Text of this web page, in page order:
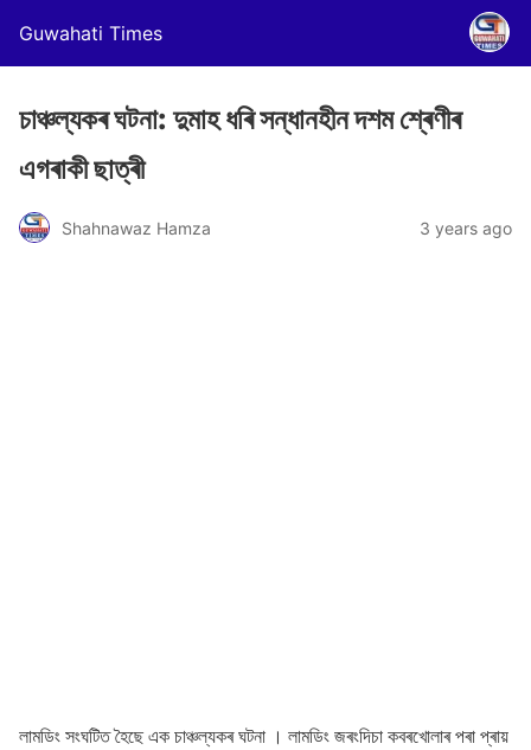
Guwahati Times
চাঞ্চল্যকৰ ঘটনা: দুমাহ ধৰি সন্ধানহীন দশম শ্ৰেণীৰ
এগৰাকী ছাত্ৰী
Shahnawaz Hamza 3 years ago
লামডিং সংঘটিত হৈছে এক চাঞ্চল্যকৰ ঘটনা । লামডিং জৰংদিচা কবৰখোলাৰ পৰা প্ৰায়